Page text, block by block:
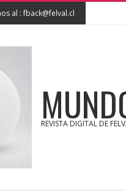
al : fback@felval.cl
REVISTA DIGITAL DE